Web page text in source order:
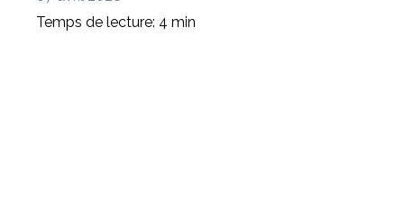
Temps de lecture: 4 min